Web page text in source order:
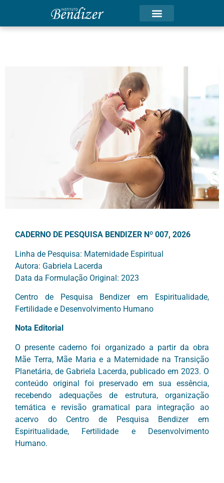
CADERNO DE PESQUISA BENDIZER Nº 007, 2026
Linha de Pesquisa: Maternidade Espiritual
Autora: Gabriela Lacerda
Data da Formulação Original: 2023
Centro de Pesquisa Bendizer em Espiritualidade,
Fertilidade e Desenvolvimento Humano
Nota Editorial
O presente caderno foi organizado a partir da obra
Mãe Terra, Mãe Maria e a Maternidade na Transição
Planetária, de Gabriela Lacerda, publicado em 2023. O
conteúdo original foi preservado em sua essência,
recebendo adequações de estrutura, organização
temática e revisão gramatical para integração ao
acervo do Centro de Pesquisa Bendizer em
Espiritualidade, Fertilidade e Desenvolvimento
Humano.